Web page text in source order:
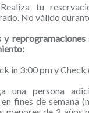
Realiza tu
No válido
y
in 3:00 pm y Check
una persona
fines de semana